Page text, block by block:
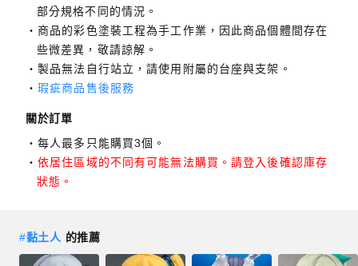
部分規格不同的情況。
商品的彩色塗裝工程為手工作業，因此商品個體間存在
些微差異，敬請諒解。
製品無法自行站立，請使用附屬的台座與支架。
瑕疵商品售後服務
關於訂單
每人最多只能購買3個。
依居住區域的不同有可能無法購買。請登入後確認庫存
狀態。
#黏土人 的推薦